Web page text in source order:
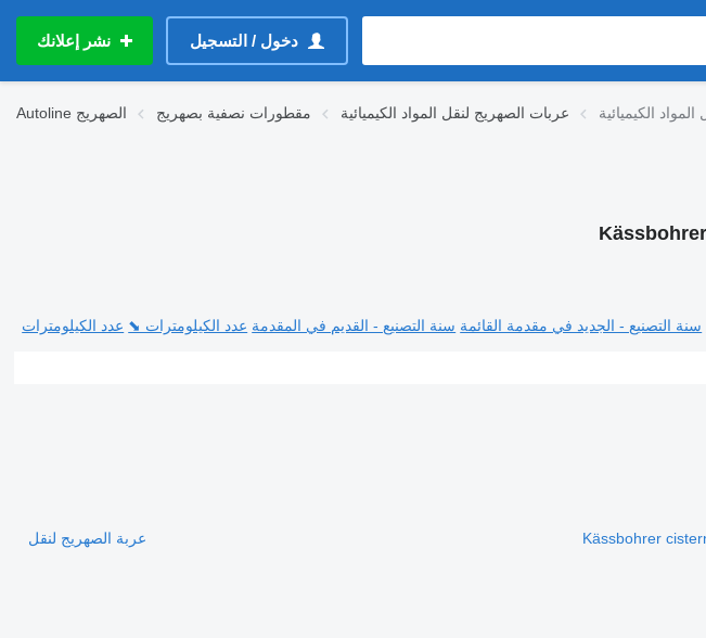
دخول / التسجيل نشر إعلانك
Autoline الصهريج مقطورات نصفية بصهريج عربات الصهريج لنقل المواد الكيميائية
سنة التصنيع - الجديد في مقدمة القائمة سنة التصنيع - القديم في المقدمة عدد الكيلومترات ⬊ عدد الكيلومترات
عربة الصهريج لنقل